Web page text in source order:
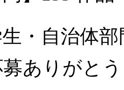
生・自治体
ありがと